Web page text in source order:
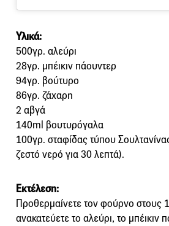
Υλικά:
500γρ. αλεύρι
28γρ. μπέικιν πάουντερ
94γρ. βούτυρο
86γρ. ζάχαρη
2 αβγά
140ml βουτυρόγαλα
100γρ. σταφίδας τύπου
ζεστό νερό για 30 λεπτά).
Εκτέλεση:
Προθερμαίνετε τον φούρνο στους
ανακατεύετε το αλεύρι, το μπέικιν